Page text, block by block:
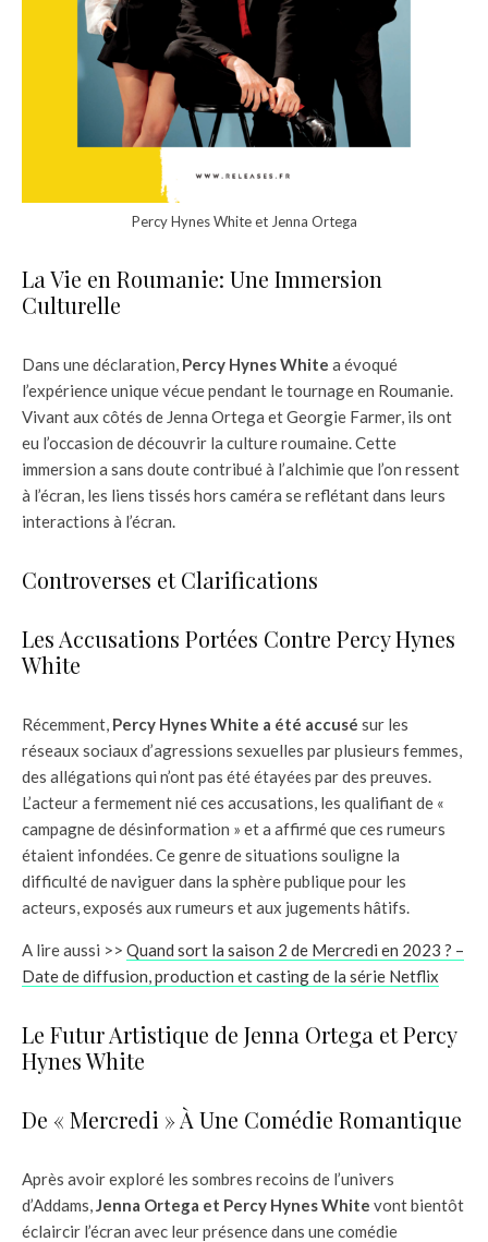
Percy Hynes White et Jenna Ortega
La Vie en Roumanie: Une Immersion
Culturelle
Dans une déclaration, Percy Hynes White a évoqué
l’expérience unique vécue pendant le tournage en Roumanie.
Vivant aux côtés de Jenna Ortega et Georgie Farmer, ils ont
eu l’occasion de découvrir la culture roumaine. Cette
immersion a sans doute contribué à l’alchimie que l’on ressent
à l’écran, les liens tissés hors caméra se reflétant dans leurs
interactions à l’écran.
Controverses et Clarifications
Les Accusations Portées Contre Percy Hynes
White
Récemment, Percy Hynes White a été accusé sur les
réseaux sociaux d’agressions sexuelles par plusieurs femmes,
des allégations qui n’ont pas été étayées par des preuves.
L’acteur a fermement nié ces accusations, les qualifiant de «
campagne de désinformation » et a affirmé que ces rumeurs
étaient infondées. Ce genre de situations souligne la
difficulté de naviguer dans la sphère publique pour les
acteurs, exposés aux rumeurs et aux jugements hâtifs.
A lire aussi >> Quand sort la saison 2 de Mercredi en 2023 ? –
Date de diffusion, production et casting de la série Netflix
Le Futur Artistique de Jenna Ortega et Percy
Hynes White
De « Mercredi » À Une Comédie Romantique
Après avoir exploré les sombres recoins de l’univers
d’Addams,Jenna Ortega et Percy Hynes White vont bientôt
éclaircir l’écran avec leur présence dans une comédie